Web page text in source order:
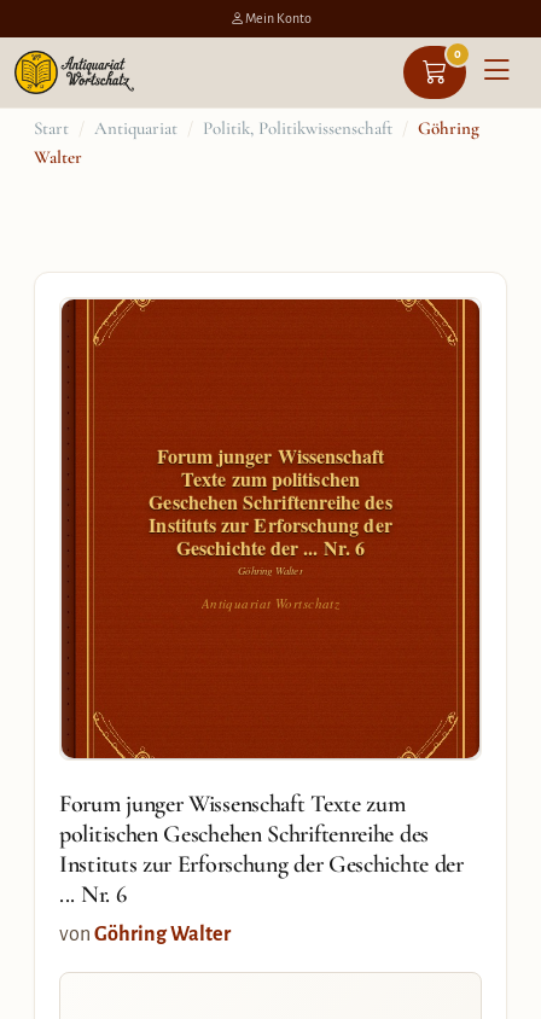
Mein Konto
0
Zum
Inhalt
Start / Antiquariat / Politik, Politikwissenschaft / Göhring
Walter
Forum junger Wissenschaft
Texte zum politischen
Geschehen Schriftenreihe des
Instituts zur Erforschung der
Geschichte der ... Nr. 6
Göhring Walter
Antiquariat Wortschatz
Forum junger Wissenschaft Texte zum
politischen Geschehen Schriftenreihe des
Instituts zur Erforschung der Geschichte der
... Nr. 6
von Göhring Walter